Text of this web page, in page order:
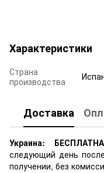
Характеристики
Страна
производства
Доставка
Украина:
следующий день
получении, без